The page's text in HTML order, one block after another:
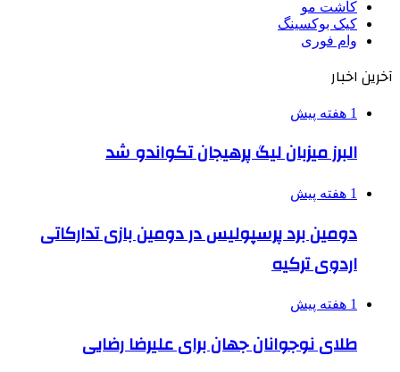
کاشت مو
کیک بوکسینگ
وام فوری
آخرین اخبار
1 هفته پیش
البرز میزبان لیگ پرهیجان تکواندو شد
1 هفته پیش
دومین برد پرسپولیس در دومین بازی تدارکاتی
اردوی ترکیه
1 هفته پیش
طلای نوجوانان جهان برای علیرضا رضایی